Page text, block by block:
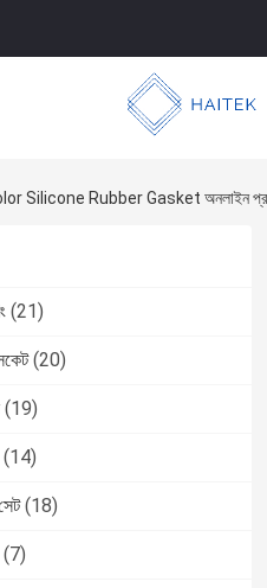
Silicone Rubber Gasket অনলাইন
(21)
(20)
(19)
(14)
(18)
(7)